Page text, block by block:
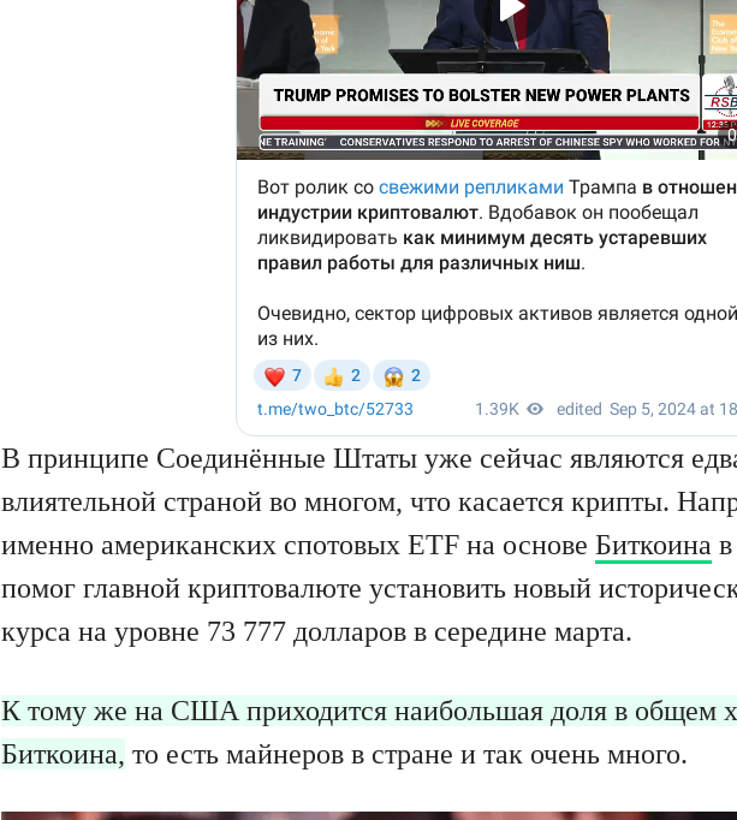
В принципе Соединённые Штаты уже сейчас являются
влиятельной страной во многом, что касается крипты.
именно американских спотовых ETF на основе Биткоина
помог главной криптовалюте установить новый
курса на уровне 73 777 долларов в середине марта.
К тому же на США приходится наибольшая доля в общем
Биткоина, то есть майнеров в стране и так очень много.